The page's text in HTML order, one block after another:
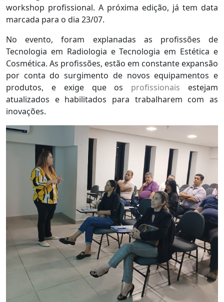
workshop profissional. A próxima edição, já tem data
marcada para o dia 23/07.
No evento, foram explanadas as profissões de
Tecnologia em Radiologia e Tecnologia em Estética e
Cosmética. As profissões, estão em constante expansão
por conta do surgimento de novos equipamentos e
produtos, e exige que os profissionais estejam
atualizados e habilitados para trabalharem com as
inovações.